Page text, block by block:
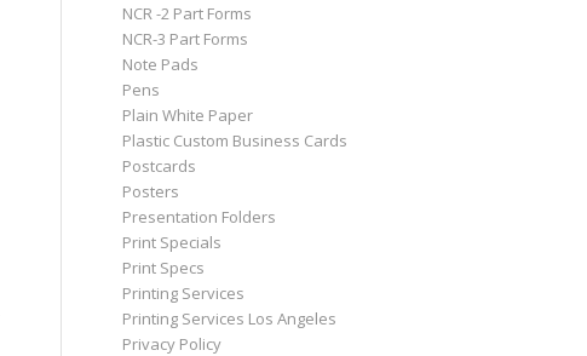
NCR -2 Part Forms
NCR-3 Part Forms
Note Pads
Pens
Plain White Paper
Plastic Custom Business Cards
Postcards
Posters
Presentation Folders
Print Specials
Print Specs
Printing Services
Printing Services Los Angeles
Privacy Policy